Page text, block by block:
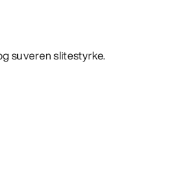
suveren slitestyrke.